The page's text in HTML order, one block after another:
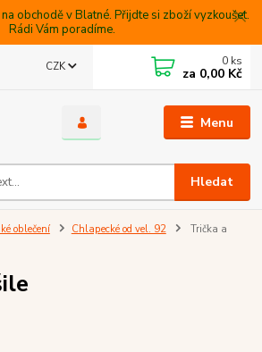
obchodě v Blatné. Přijdte si zboží vyzkoušet.
Rádi Vám poradíme.
Menu
CZK
Hledat
0 ks
za 0,00 Kč
oblečení Chlapecké od vel. 92
Trička a